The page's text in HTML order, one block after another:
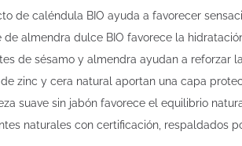
de caléndula BIO ayuda a favorecer
de almendra dulce BIO favorece la
de sésamo y almendra ayudan a
de zinc y cera natural aportan una capa
suave sin jabón favorece el equilibrio
naturales con certificación, respaldados